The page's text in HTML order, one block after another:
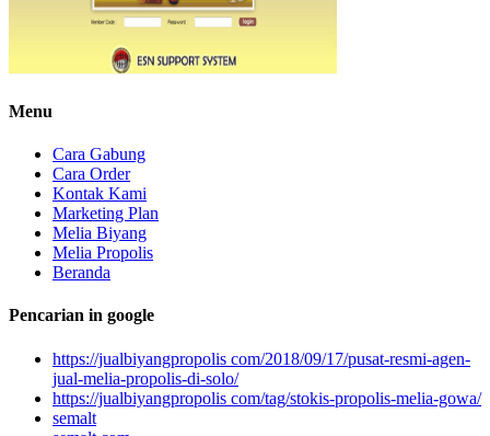
Menu
Cara Gabung
Cara Order
Kontak Kami
Marketing Plan
Melia Biyang
Melia Propolis
Beranda
Pencarian in google
https://jualbiyangpropolis com/2018/09/17/pusat-resmi-agen-
jual-melia-propolis-di-solo/
https://jualbiyangpropolis com/tag/stokis-propolis-melia-gowa/
semalt